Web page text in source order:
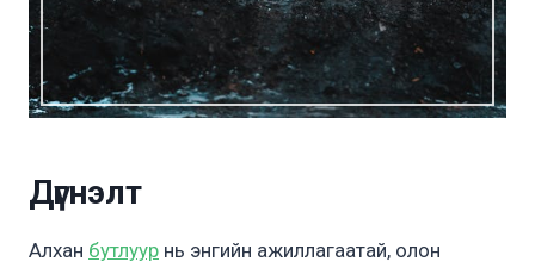
Дүгнэлт
Алхан бутлуур нь энгийн ажиллагаатай, олон